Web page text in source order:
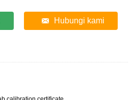
Hubungi kami